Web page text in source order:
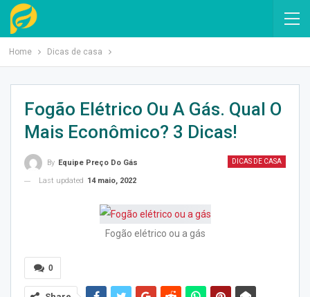
Home Dicas de casa
Fogão Elétrico Ou A Gás. Qual O
Mais Econômico? 3 Dicas!
DICAS DE CASA
By Equipe Preço Do Gás
Last updated 14 maio, 2022
Fogão elétrico ou a gás
0